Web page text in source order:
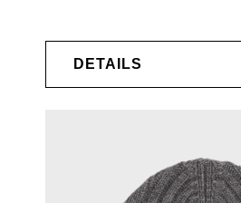
DETAILS